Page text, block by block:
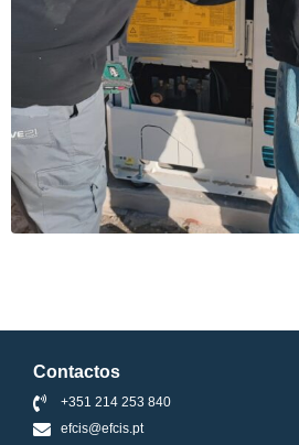
Contactos
+351 214 253 840
efcis@efcis.pt